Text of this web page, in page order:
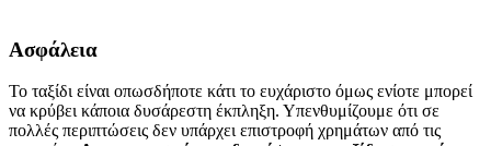
Ασφάλεια
Το ταξίδι είναι οπωσδήποτε κάτι το ευχάριστο όμως ενίοτε μπορεί
να κρύβει κάποια δυσάρεστη έκπληξη. Υπενθυμίζουμε ότι σε
πολλές περιπτώσεις δεν υπάρχει επιστροφή χρημάτων από τις